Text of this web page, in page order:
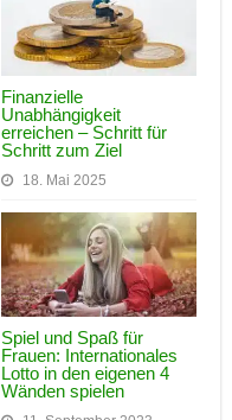
Finanzielle
Unabhängigkeit
erreichen – Schritt für
Schritt zum Ziel
18. Mai 2025
Spiel und Spaß für
Frauen: Internationales
Lotto in den eigenen 4
Wänden spielen